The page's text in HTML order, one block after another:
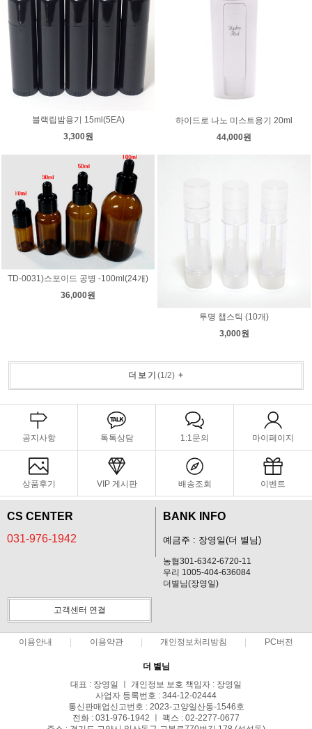
블랙립밤용기 15ml(5EA)
3,300원
하이드로 나노 미스트용기 20ml
44,000원
TD-0031)스포이드 공병 -100ml(24개)
36,000원
투명 챕스틱 (10개)
3,000원
더보기 (1/2)+
공지사항 톡톡상담 1:1문의 마이페이지
상품후기 VIP 게시판 배송조회 이벤트
CS CENTER
031-976-1942
BANK INFO
예금주 : 장영일(더 별님)
농협301-6342-6720-11
우리 1005-404-636084
더별님(장영일)
고객센터 연결
이용안내 이용약관 개인정보처리방침 PC버전
더 별님
대표 : 장영일 ㅣ 개인정보 보호 책임자 : 장영일
사업자 등록번호 : 344-12-02444
통신판매업신고번호 : 2023-고양일산동-1546호
전화 : 031-976-1942 ㅣ 팩스 : 02-2277-0677